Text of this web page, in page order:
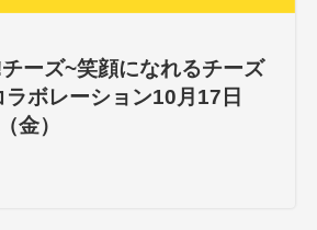
チーズ~笑顔になれるチーズ
ボレーション10月17日
金）